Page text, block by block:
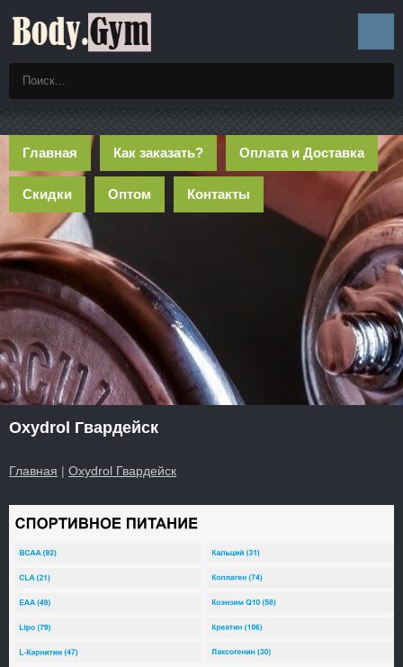
Главная Как заказать? Оплата и Доставка
Скидки Оптом Контакты
Oxydrol Гвардейск
Главная | Oxydrol Гвардейск